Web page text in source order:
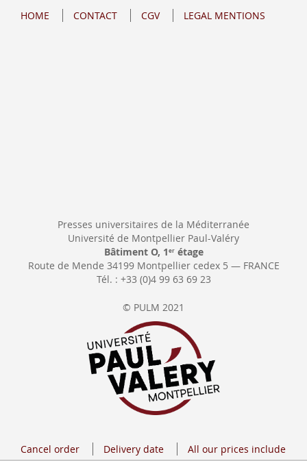
Our
HOME CONTACT CGV LEGAL MENTIONS
Presses universitaires de la Méditerranée
Université de Montpellier Paul-Valéry
Bâtiment O, 1 erétage
Route de Mende 34199 Montpellier cedex 5 — FRANCE
Tél. : +33 (0)4 99 63 69 23
© PULM 2021
Cancel order Delivery date All our prices include